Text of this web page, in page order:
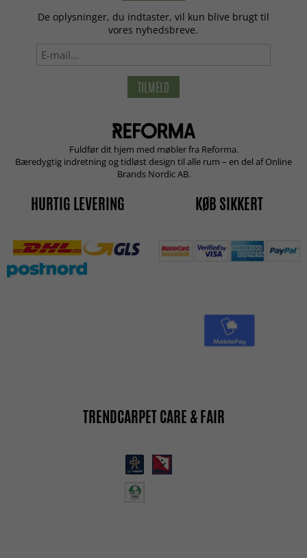
De oplysninger, du indtaster, vil kun blive brugt til
vores nyhedsbreve.
TILMELD
Fuldfør dit hjem med møbler fra Reforma.
Bæredygtig indretning og tidløst design til alle rum – en del af Online
Brands Nordic AB.
HURTIG LEVERING KØB SIKKERT
TRENDCARPET CARE & FAIR